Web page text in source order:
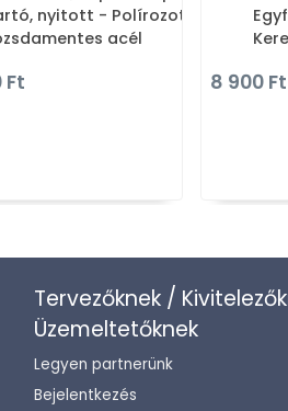
nyitott - Polírozott
acél
Ft
(GY
8 900 Ft
Tervezőknek /
Üzemeltetőknek
Legyen partnerünk
Bejelentkezés